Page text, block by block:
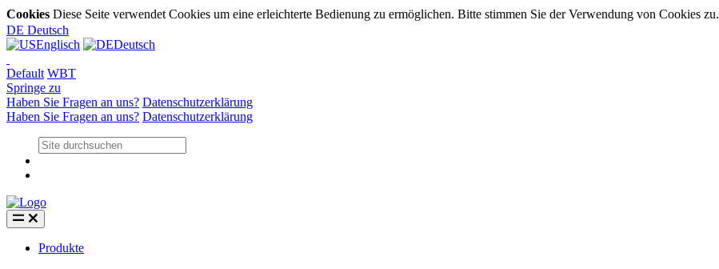
Cookies Diese Seite verwendet Cookies um eine erleichterte Bedienung zu ermöglichen. Bitte stimmen Sie der Verwendung von Cookies zu.
DE Deutsch
Englisch
Deutsch
Default WBT
Springe zu
Haben Sie Fragen an uns? Datenschutzerklärung
Haben Sie Fragen an uns? Datenschutzerklärung
Produkte